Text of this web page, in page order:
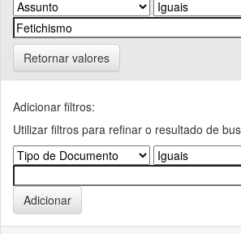
Retornar valores
Adicionar filtros:
Utilizar filtros para refinar o resultado de